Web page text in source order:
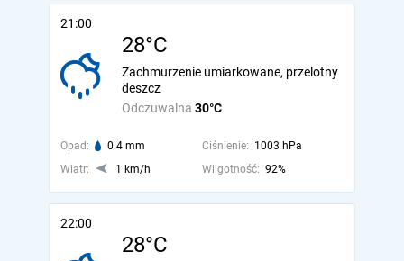
21:00
28°C
Odczuwalna 30°C
Zachmurzenie umiarkowane, przelotny
deszcz
Opad: 0.4 mm Ciśnienie: 1003 hPa
Wiatr:
1 km/h Wilgotność: 92%
22:00
28°C